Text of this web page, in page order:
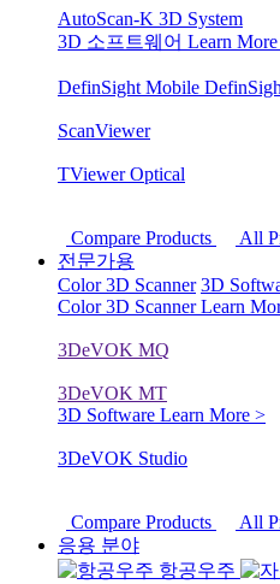
AutoScan-K 3D System
3D 소프트웨어 Learn
DefinSight Mobile
ScanViewer
TViewer Optical
Compare Products
All
전문가용
Color 3D Scanner 3D
Color 3D ScannerLearn
3DeVOK MQ
3DeVOK MT
3D Software Learn More >
3DeVOK Studio
Compare Products
All
응용 분야
항공우주